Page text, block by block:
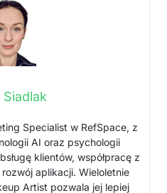
Siadlak
Specialist w RefSpace, z
AI oraz psychologii
klientów, współpracę z
aplikacji. Wieloletnie
Artist pozwala jej lepiej